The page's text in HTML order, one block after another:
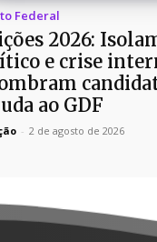
Federal
2026:
e crise
ao GDF
- 2 de agosto de 2026